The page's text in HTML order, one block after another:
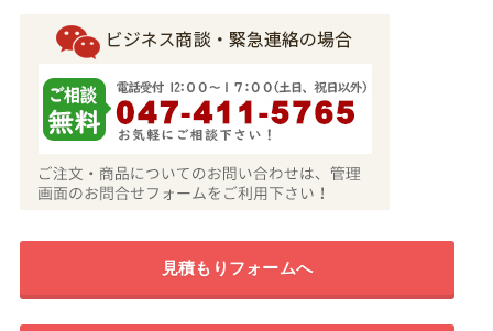
見積もりフォームへ